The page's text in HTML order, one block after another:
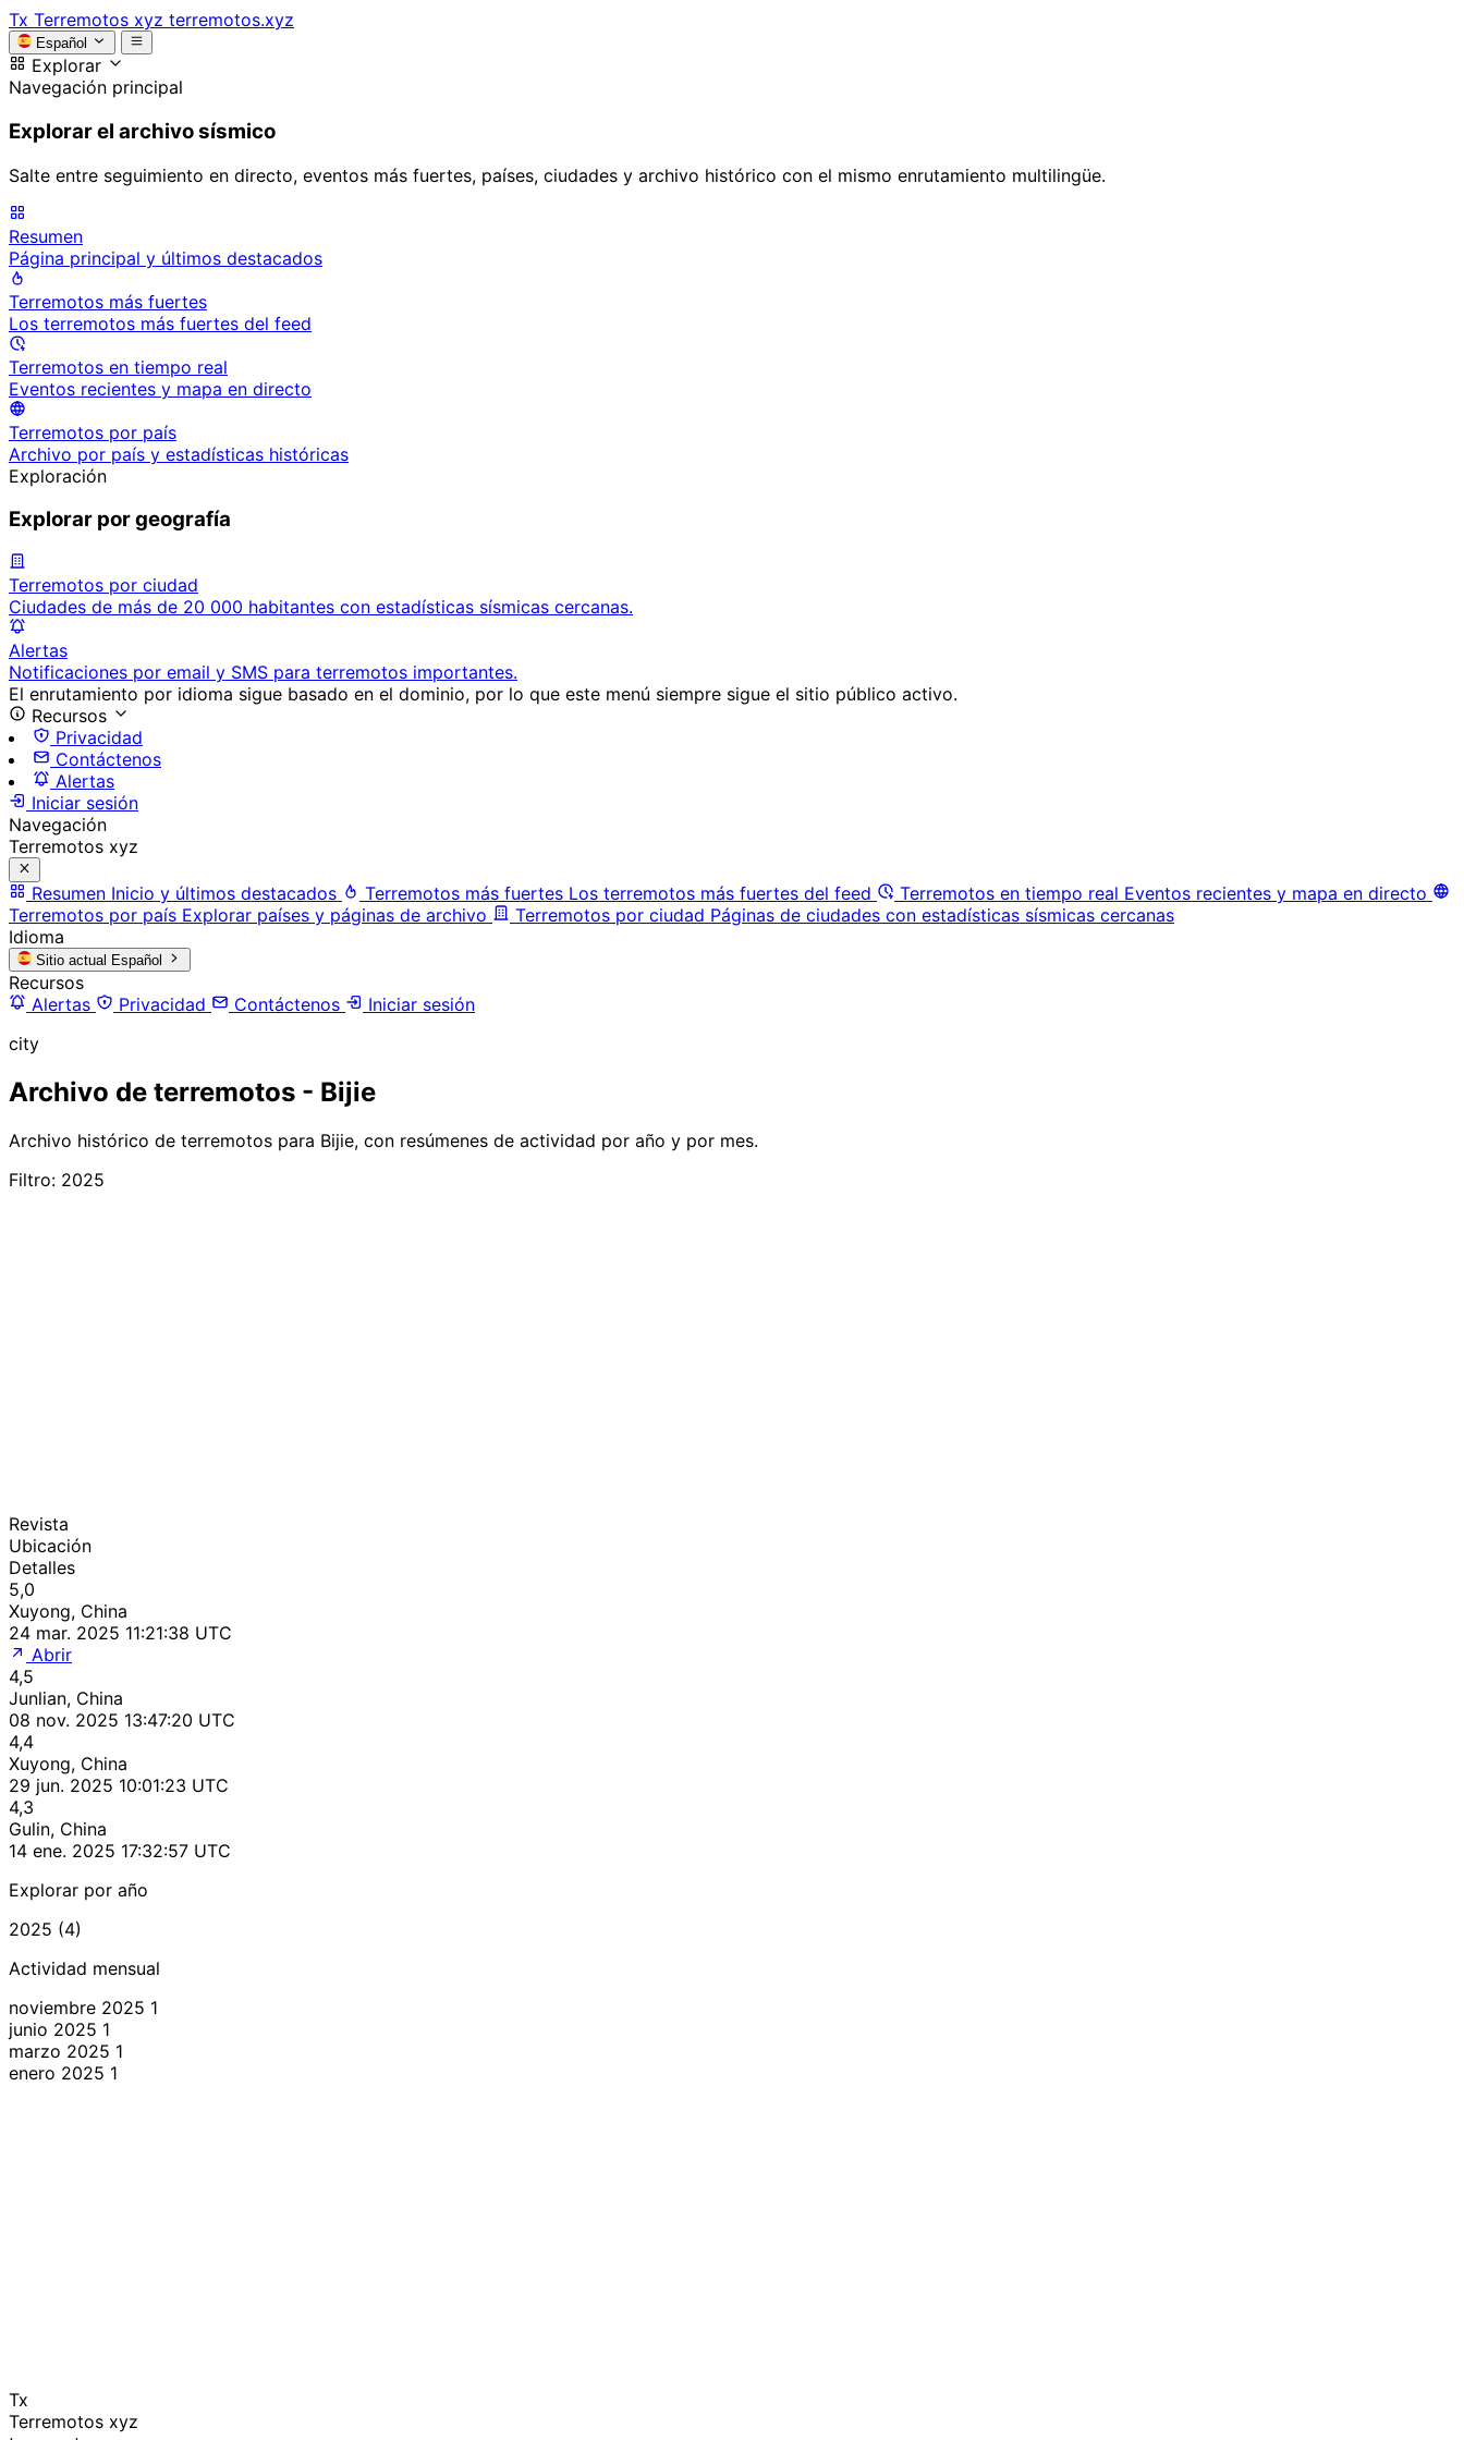
Tx Terremotos xyz terremotos.xyz
Español
Explorar
Navegación principal
Explorar el archivo sísmico
Salte entre seguimiento en directo, eventos más fuertes, países, ciudades y archivo histórico con el mismo enrutamiento multilingüe.
Resumen
Página principal y últimos destacados
Terremotos más fuertes
Los terremotos más fuertes del feed
Terremotos en tiempo real
Eventos recientes y mapa en directo
Terremotos por país
Archivo por país y estadísticas históricas
Exploración
Explorar por geografía
Terremotos por ciudad
Ciudades de más de 20 000 habitantes con estadísticas sísmicas cercanas.
Alertas
Notificaciones por email y SMS para terremotos importantes.
El enrutamiento por idioma sigue basado en el dominio, por lo que este menú siempre sigue el sitio público activo.
Recursos
Privacidad
Contáctenos
Alertas
Iniciar sesión
Navegación
Terremotos xyz
Resumen Inicio y últimos destacados Terremotos más fuertes Los terremotos más fuertes del feed Terremotos en tiempo real Eventos recientes y mapa en directo
Terremotos por país Explorar países y páginas de archivo Terremotos por ciudad Páginas de ciudades con estadísticas sísmicas cercanas
Idioma
Sitio actual Español
Recursos
Alertas
Privacidad Contáctenos
Iniciar sesión
city
Archivo de terremotos - Bijie
Archivo histórico de terremotos para Bijie, con resúmenes de actividad por año y por mes.
Filtro: 2025
Revista
Ubicación
Detalles
5,0
Xuyong, China
24 mar. 2025 11:21:38 UTC
Abrir
4,5
Junlian, China
08 nov. 2025 13:47:20 UTC
4,4
Xuyong, China
29 jun. 2025 10:01:23 UTC
4,3
Gulin, China
14 ene. 2025 17:32:57 UTC
Explorar por año
2025 (4)
Actividad mensual
noviembre 2025 1
junio 2025 1
marzo 2025 1
enero 2025 1
Tx
Terremotos xyz